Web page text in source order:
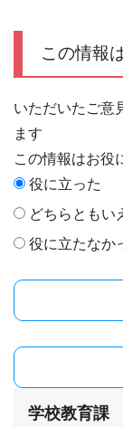
この情報
いただいたご意
ます
この情報はお役
役に立った
どちらともい
役に立たなか
学校教育課